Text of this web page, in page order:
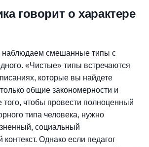
говорит о характере
смешанные типы с
«Чистые» типы встречаются
которые вы найдете
общие закономерности и
того, чтобы провести полноценный
типа человека, нужно
социальный
контекст. Однако если педагог